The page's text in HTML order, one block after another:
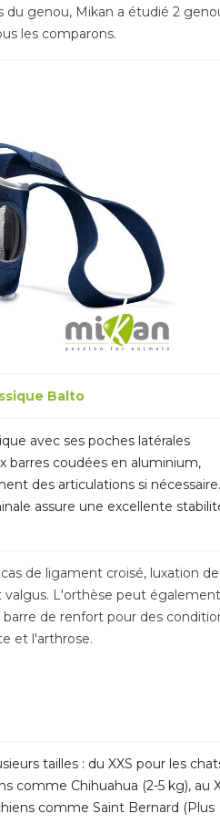
du genou, Mikan a étudié 2
les comparons.
Balto
avec ses poches latérales
barres coudées en aluminium,
des articulations si nécessaire.
assure une excellente
de ligament croisé, luxation de
valgus. L'orthèse peut
barre de renfort pour des
et l'arthrose.
tailles : du XXS pour les
comme Chihuahua (2-5 kg), au
comme Saint Bernard (Plus